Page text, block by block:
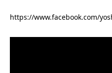
https://www.facebook.com/